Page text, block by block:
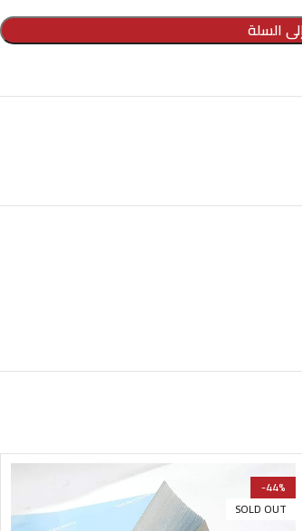
السلة
-44%
SOLD OUT